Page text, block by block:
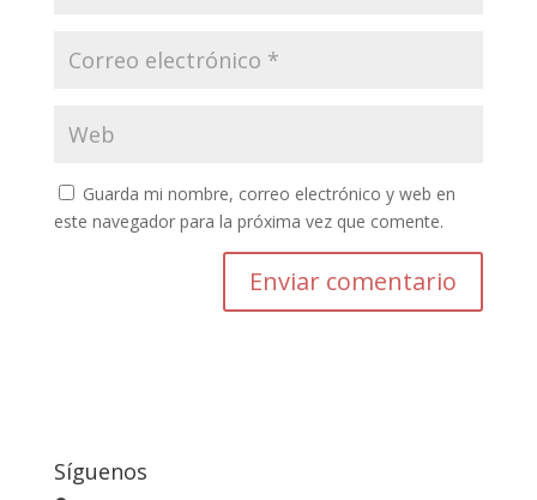
Guarda mi nombre, correo electrónico y web en
este navegador para la próxima vez que comente.
Enviar comentario
Síguenos